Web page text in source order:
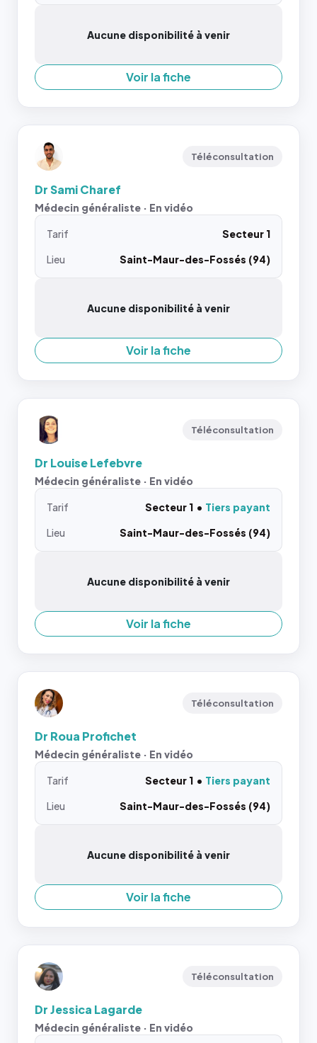
Aucune disponibilité à venir
Voir la fiche
Téléconsultation
Dr Sami Charef
Médecin généraliste · En vidéo
Tarif
Secteur 1
Lieu
Saint-Maur-des-Fossés (94)
Aucune disponibilité à venir
Voir la fiche
Téléconsultation
Dr Louise Lefebvre
Médecin généraliste · En vidéo
Tarif Secteur 1
Tiers payant
Lieu
Saint-Maur-des-Fossés (94)
Aucune disponibilité à venir
Voir la fiche
Téléconsultation
Dr Roua Profichet
Médecin généraliste · En vidéo
Tarif Secteur 1
Tiers payant
Lieu
Saint-Maur-des-Fossés (94)
Aucune disponibilité à venir
Voir la fiche
Téléconsultation
Dr Jessica Lagarde
Médecin généraliste · En vidéo